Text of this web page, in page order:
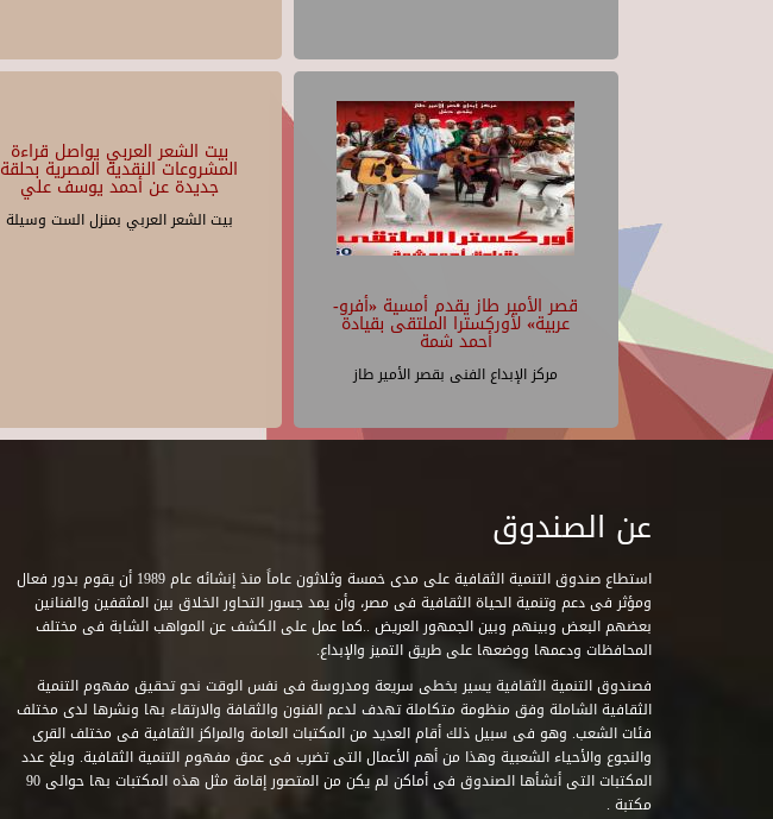
بيت الشعر العربي يواصل قراءة
المشروعات النقدية المصرية بحلقة
جديدة عن أحمد يوسف علي
بيت الشعر العربي بمنزل الست وسيلة
قصر الأمير طاز يقدم أمسية «أفرو-
عربية» لأوركسترا الملتقى بقيادة
أحمد شمة
مركز الإبداع الفنى بقصر الأمير طاز
عن الصندوق
استطاع صندوق التنمية الثقافية على مدى خمسة وثلاثون عاماً منذ إنشائه عام 1989 أن يقوم بدور فعال
ومؤثر فى دعم وتنمية الحياة الثقافية فى مصر، وأن يمد جسور التحاور الخلاق بين المثقفين والفنانين
بعضهم البعض وبينهم وبين الجمهور العريض ..كما عمل على الكشف عن المواهب الشابة فى مختلف
المحافظات ودعمها ووضعها على طريق التميز والإبداع.
فصندوق التنمية الثقافية يسير بخطى سريعة ومدروسة فى نفس الوقت نحو تحقيق مفهوم التنمية
الثقافية الشاملة وفق منظومة متكاملة تهدف لدعم الفنون والثقافة والارتقاء بها ونشرها لدى مختلف
فئات الشعب. وهو فى سبيل ذلك أقام العديد من المكتبات العامة والمراكز الثقافية فى مختلف القرى
والنجوع والأحياء الشعبية وهذا من أهم الأعمال التى تضرب فى عمق مفهوم التنمية الثقافية. وبلغ عدد
المكتبات التى أنشأها الصندوق فى أماكن لم يكن من المتصور إقامة مثل هذه المكتبات بها حوالى 90
مكتبة .